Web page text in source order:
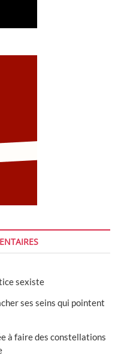
sexiste
ses seins qui pointent
à faire des constellations